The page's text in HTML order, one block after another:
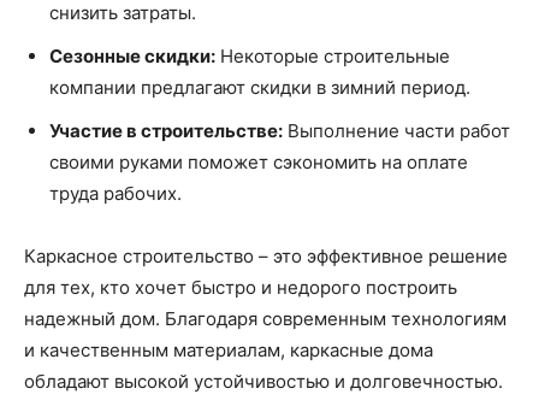
снизить затраты.
Сезонные скидки: Некоторые строительные
компании предлагают скидки в зимний период.
Участие в строительстве: Выполнение части работ
своими руками поможет сэкономить на оплате
труда рабочих.
Каркасное строительство – это эффективное решение
для тех, кто хочет быстро и недорого построить
надежный дом. Благодаря современным технологиям
и качественным материалам, каркасные дома
обладают высокой устойчивостью и долговечностью.